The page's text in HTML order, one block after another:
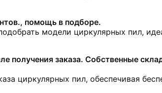
помощь в подборе.
модели циркулярных пил,
получения заказа. Собственные
циркулярных пил, обеспечивая